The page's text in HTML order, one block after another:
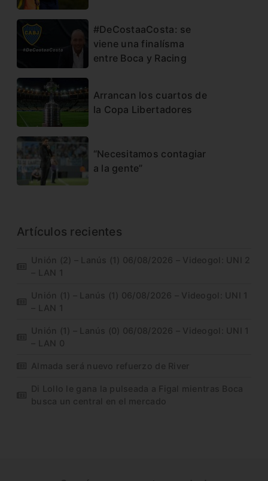
#DeCostaaCosta: se
viene una finalísma
entre Boca y Racing
Arrancan los cuartos de
la Copa Libertadores
“Necesitamos contagiar
a la gente”
Artículos recientes
Unión (2) – Lanús (1) 06/08/2026 – Videogol: UNI 2
– LAN 1
Unión (1) – Lanús (1) 06/08/2026 – Videogol: UNI 1
– LAN 1
Unión (1) – Lanús (0) 06/08/2026 – Videogol: UNI 1
– LAN 0
Almada será nuevo refuerzo de River
Di Lollo le gana la pulseada a Figal mientras Boca
busca un central en el mercado